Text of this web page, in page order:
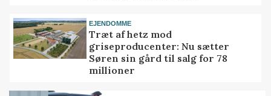
EJENDOMME
Træt af hetz mod
griseproducenter: Nu sætter
Søren sin gård til salg for 78
millioner